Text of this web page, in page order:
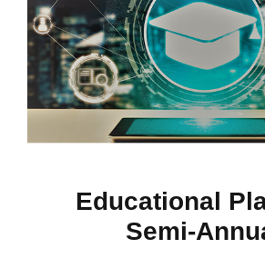
Educational
Semi-